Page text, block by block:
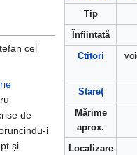
Tip
Înființată
Ctitori
Stareț
Mărime
aprox.
Localizare
cel
de
i
și